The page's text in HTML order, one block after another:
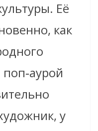
Её
как
у